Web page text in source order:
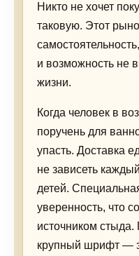
Никто не хочет
таковую. Этот
и возможность не
жизни.
Когда человек в
поручень для
упасть. Доставка
не зависеть
детей.
уверенность, что
источником
крупный шрифт —